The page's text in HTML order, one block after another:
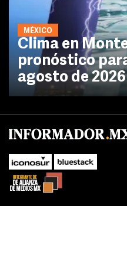
MÉXICO
Clima en
pronóstico
agosto de 2026